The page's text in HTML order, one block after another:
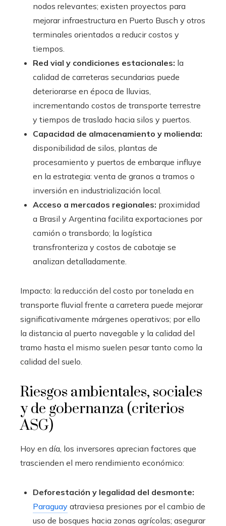
nodos relevantes; existen proyectos para
mejorar infraestructura en Puerto Busch y otros
terminales orientados a reducir costos y
tiempos.
Red vial y condiciones estacionales: la
calidad de carreteras secundarias puede
deteriorarse en época de lluvias,
incrementando costos de transporte terrestre
y tiempos de traslado hacia silos y puertos.
Capacidad de almacenamiento y molienda:
disponibilidad de silos, plantas de
procesamiento y puertos de embarque influye
en la estrategia: venta de granos a tramos o
inversión en industrialización local.
Acceso a mercados regionales: proximidad
a Brasil y Argentina facilita exportaciones por
camión o transbordo; la logística
transfronteriza y costos de cabotaje se
analizan detalladamente.
Impacto: la reducción del costo por tonelada en
transporte fluvial frente a carretera puede mejorar
significativamente márgenes operativos; por ello
la distancia al puerto navegable y la calidad del
tramo hasta el mismo suelen pesar tanto como la
calidad del suelo.
Riesgos ambientales, sociales
y de gobernanza (criterios
ASG)
Hoy en día, los inversores aprecian factores que
trascienden el mero rendimiento económico:
Deforestación y legalidad del desmonte:
Paraguay atraviesa presiones por el cambio de
uso de bosques hacia zonas agrícolas; asegurar